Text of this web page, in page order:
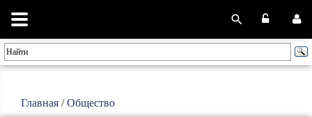
Главная /Общество